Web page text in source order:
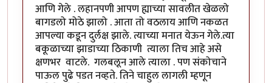
आणि गेले . लहानपणी आपण ह्याच्या सावलीत खेळलो
बागडलो मोठे झालो . आता तो वठलाय आणि नकळत
आपल्या कडून दुर्लक्ष झाले. त्याच्या मनात येऊन गेले.त्या
बकूळाच्या झाडाच्या ठिकाणी त्याला तिच आहे असे
क्षणभर वाटले. गलबलून आले त्याला . पण संकोचाने
पाऊल पुढे पडत नव्हते. तिने चाहुल लागली म्हणून